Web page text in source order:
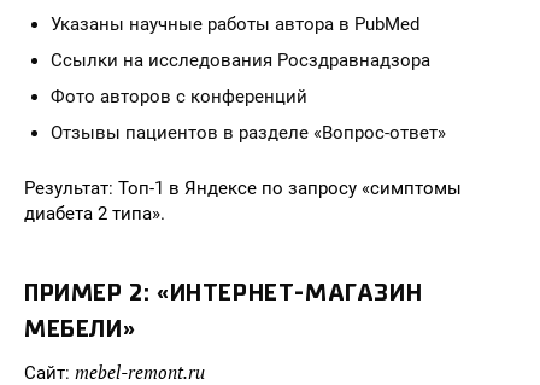
Указаны научные работы автора в PubMed
Ссылки на исследования Росздравнадзора
Фото авторов с конференций
Отзывы пациентов в разделе «Вопрос-ответ»
Результат: Топ-1 в Яндексе по запросу «симптомы
диабета 2 типа».
ПРИМЕР 2: «ИНТЕРНЕТ-МАГАЗИН
МЕБЕЛИ»
Сайт: mebel-remont.ru